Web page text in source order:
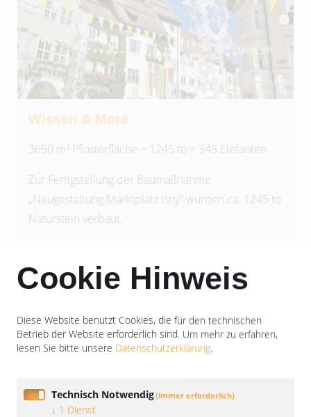
Wissen & More
3650 m² Pflasterfläche = 1245 to = 345 Elefanten
Zur Fertigstellung der Baumaßnahme
„Neugestaltung Marktplatz Isny“ wurden ca. 1245 to
Naturstein verbaut.
Cookie Hinweis
Diese Website benutzt Cookies, die für den technischen
Betrieb der Website erforderlich sind. Um mehr zu erfahren,
lesen Sie bitte unsere Datenschutzerklärung.
Technisch Notwendig(immer erforderlich)
↓ 1 Dienst